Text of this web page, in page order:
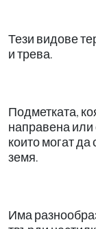
Тези видове
и трева.
Подметката,
направена или
които могат да
земя.
Има